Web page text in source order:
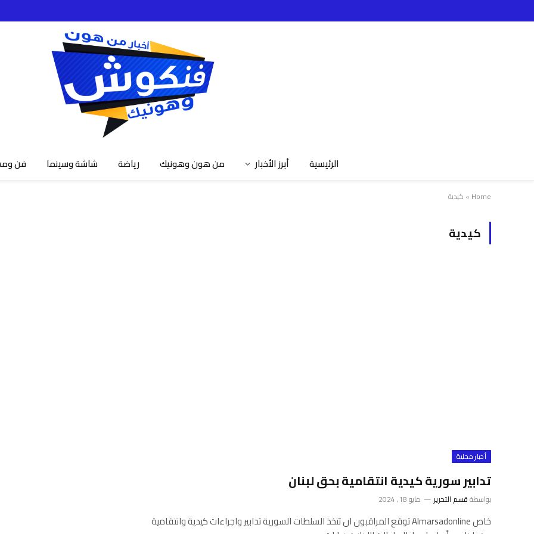
الرئيسية أبرز الأخبار من هون وهونيك رياضة شاشة وسينما فن
Home
» كيدية
كيدية
أخبار محلية
تدابير سورية كيدية انتقامية بحق لبنان
بواسطةقسم التحرير مايو 18, 2024
خاص Almarsadonline توقع المراقبون ان تتخذ السلطات السورية تدابير واجراءات كيدية وانتقامية